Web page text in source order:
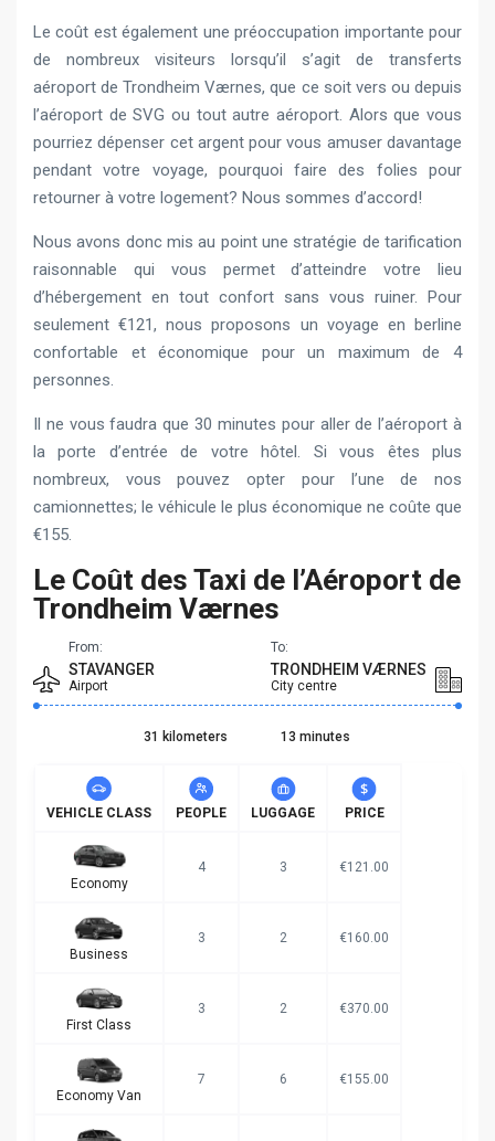
Le coût est également une préoccupation importante pour
de nombreux visiteurs lorsqu’il s’agit de transferts
aéroport de Trondheim Værnes, que ce soit vers ou depuis
l’aéroport de SVG ou tout autre aéroport. Alors que vous
pourriez dépenser cet argent pour vous amuser davantage
pendant votre voyage, pourquoi faire des folies pour
retourner à votre logement? Nous sommes d’accord!
Nous avons donc mis au point une stratégie de tarification
raisonnable qui vous permet d’atteindre votre lieu
d’hébergement en tout confort sans vous ruiner. Pour
seulement €121, nous proposons un voyage en berline
confortable et économique pour un maximum de 4
personnes.
Il ne vous faudra que 30 minutes pour aller de l’aéroport à
la porte d’entrée de votre hôtel. Si vous êtes plus
nombreux, vous pouvez opter pour l’une de nos
camionnettes; le véhicule le plus économique ne coûte que
€155.
Le Coût des Taxi de l’Aéroport de
Trondheim Værnes
From:
STAVANGER
Airport
To:
TRONDHEIM VÆRNES
City centre
31 kilometers 13 minutes
VEHICLE CLASS PEOPLE LUGGAGE PRICE
Economy
4 3 €121.00
Business
3 2 €160.00
First Class
3 2 €370.00
Economy Van
7 6 €155.00